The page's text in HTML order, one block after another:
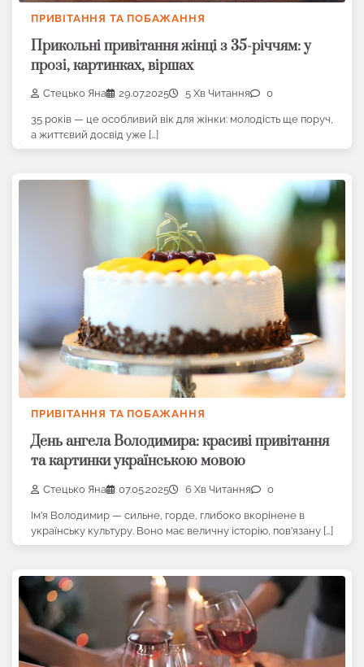
ПРИВІТАННЯ ТА ПОБАЖАННЯ
Прикольні привітання жінці з 35-річчям: у
прозі, картинках, віршах
Стецько Яна 29.07.2025 5 Хв Читання 0
35 років — це особливий вік для жінки: молодість ще поруч,
а життєвий досвід уже […]
ПРИВІТАННЯ ТА ПОБАЖАННЯ
День ангела Володимира: красиві привітання
та картинки українською мовою
Стецько Яна 07.05.2025 6 Хв Читання 0
Ім’я Володимир — сильне, горде, глибоко вкорінене в
українську культуру. Воно має величну історію, пов’язану […]